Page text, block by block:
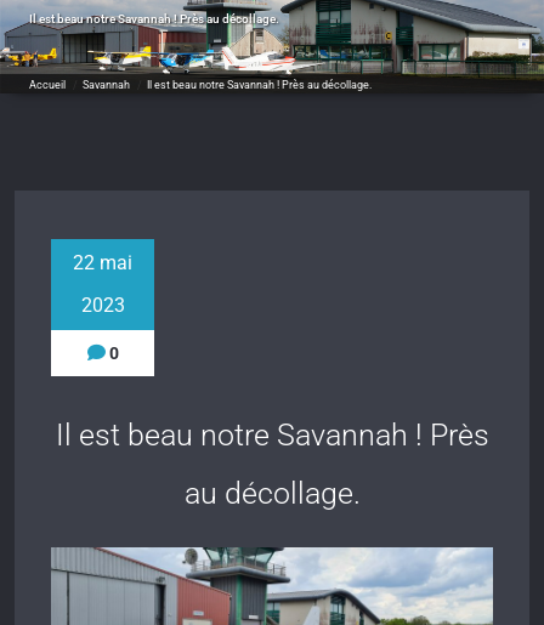
Il est beau notre Savannah ! Près au décollage.
Accueil Savannah Il est beau notre Savannah ! Près au décollage.
22 mai
2023
0
Il est beau notre Savannah ! Près
au décollage.